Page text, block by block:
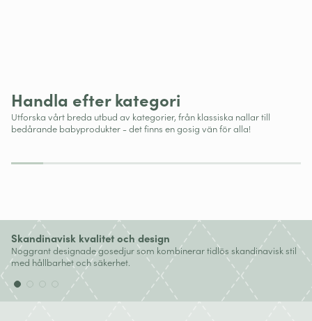
Handla efter kategori
Utforska vårt breda utbud av kategorier, från klassiska nallar till
bedårande babyprodukter - det finns en gosig vän för alla!
Nyheter Nallar
Skandinavisk kvalitet och design
Noggrant designade gosedjur som kombinerar tidlös skandinavisk stil
med hållbarhet och säkerhet.